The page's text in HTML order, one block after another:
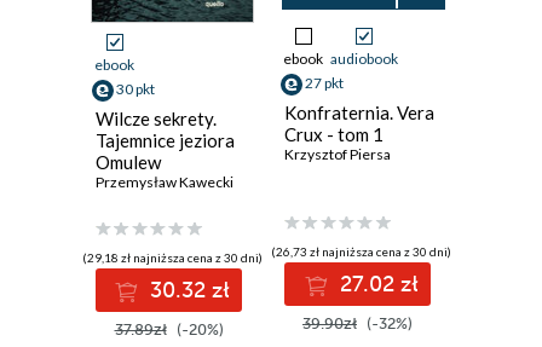
ebook
30 pkt
Wilcze sekrety.
Tajemnice jeziora
Omulew
Przemysław Kawecki
(29,18 zł najniższa cena z 30 dni)
30.32 zł
37.89zł (-20%)
ebook audiobook
27 pkt
Konfraternia. Vera
Crux - tom 1
Krzysztof Piersa
(26,73 zł najniższa cena z 30 dni)
27.02 zł
39.90zł (-32%)